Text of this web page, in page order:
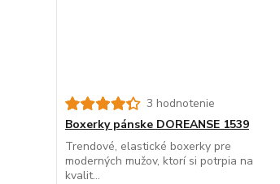
3 hodnotenie
Boxerky pánske DOREANSE 1539
Trendové, elastické boxerky pre
moderných mužov, ktorí si potrpia na
kvalit...